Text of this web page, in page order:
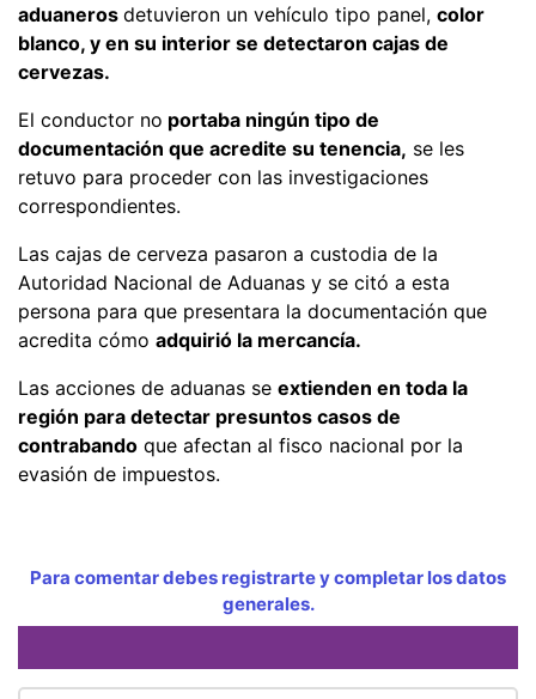
aduaneros detuvieron un vehículo tipo panel, color
blanco, y en su interior se detectaron cajas de
cervezas.
El conductor no portaba ningún tipo de
documentación que acredite su tenencia, se les
retuvo para proceder con las investigaciones
correspondientes.
Las cajas de cerveza pasaron a custodia de la
Autoridad Nacional de Aduanas y se citó a esta
persona para que presentara la documentación que
acredita cómo adquirió la mercancía.
Las acciones de aduanas se extienden en toda la
región para detectar presuntos casos de
contrabando que afectan al fisco nacional por la
evasión de impuestos.
Para comentar debes registrarte y completar los datos
generales.